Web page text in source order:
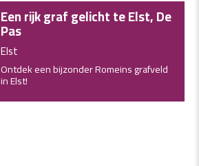
Een rijk graf gelicht te Elst, De
Pas
Elst
Ontdek een bijzonder Romeins grafveld
in Elst!